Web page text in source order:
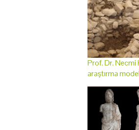
Prof. Dr. Necmi
araştırma